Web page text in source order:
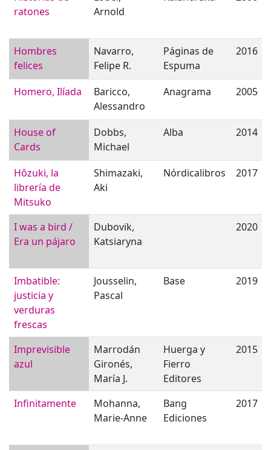
ratones
Arnold
Hombres
felices
Navarro,
Felipe R.
Páginas de
Espuma
2016
Homero, Ilíada
Baricco,
Alessandro
Anagrama 2005
House of
Cards
Dobbs,
Michael
Alba 2014
Hôzuki, la
librería de
Mitsuko
Shimazaki,
Aki
Nórdicalibros 2017
I was a bird /
Era un pájaro
Dubovik,
Katsiaryna
2020
Imbatible:
justicia y
verduras
frescas
Jousselin,
Pascal
Base 2019
Imprevisible
azul
Marrodán
Gironés,
María J.
Huerga y
Fierro
Editores
2015
Infinitamente
Mohanna,
Marie-Anne
Bang
Ediciones
2017